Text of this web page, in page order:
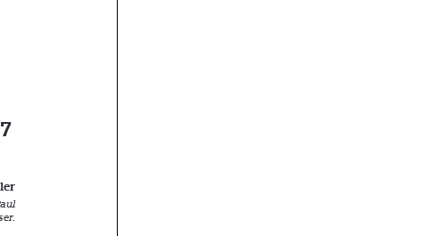



